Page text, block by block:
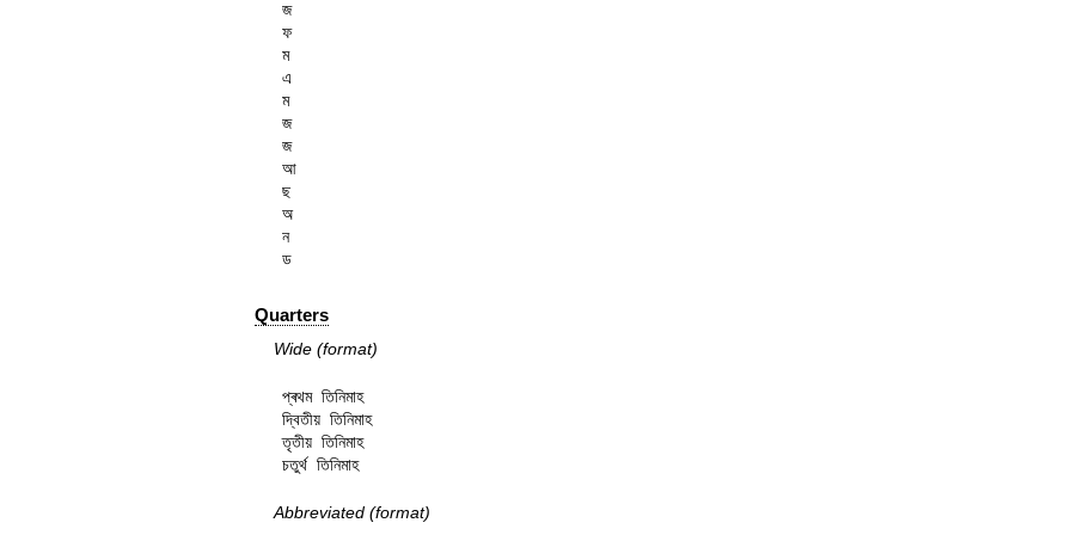
জ
ফ
ম
এ
ম
জ
জ
আ
ছ
অ
ন
ড
Quarters
Wide (format)
প্ৰথম তিনিমাহ
দ্বিতীয় তিনিমাহ
তৃতীয় তিনিমাহ
চতুৰ্থ তিনিমাহ
Abbreviated (format)